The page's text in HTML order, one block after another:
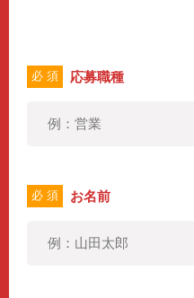
必 須 応募職種
必 須 お名前